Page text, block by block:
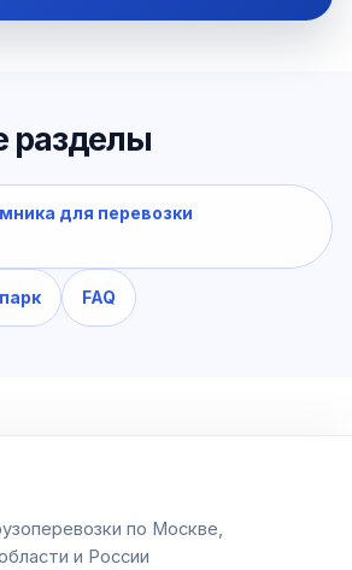
разделы
для перевозки
FAQ
по Москве,
и России